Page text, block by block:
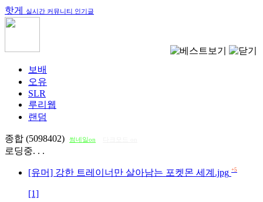
핫게 실시간 커뮤니티 인기글
보배
오유
SLR
루리웹
랜덤
종합 (5098402) 썸네일on
로딩중. . .
[유머] 강한 트레이너만 살아남는 포켓몬 세계.jpg +5
[1]